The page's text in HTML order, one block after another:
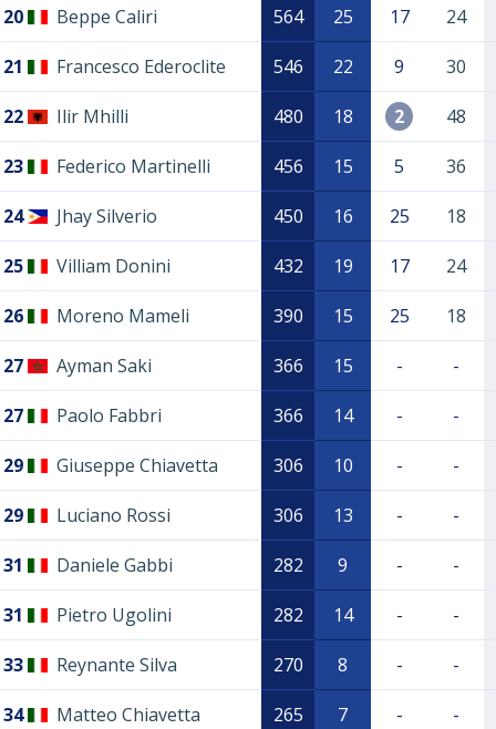
20 Beppe Caliri 564 25 17 24
21 Francesco Ederoclite 546 22 9 30
22 Ilir Mhilli 480 18 2 48
23 Federico Martinelli 456 15 5 36
24 Jhay Silverio 450 16 25 18
25 Villiam Donini 432 19 17 24
26 Moreno Mameli 390 15 25 18
27 Ayman Saki 366 15 - -
27 Paolo Fabbri 366 14 - -
29 Giuseppe Chiavetta 306 10 - -
29 Luciano Rossi 306 13 - -
31 Daniele Gabbi 282 9 - -
31 Pietro Ugolini 282 14 - -
33 Reynante Silva 270 8 - -
34 Matteo Chiavetta 265 7 - -